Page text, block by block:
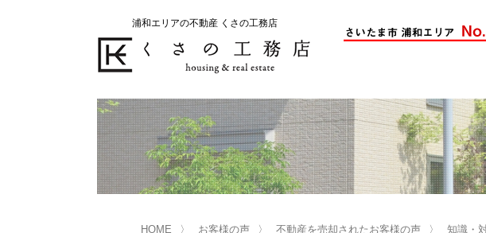
浦和エリアの不動産 くさの工務店
不動産の売却をお考えのお客様
くさの工務店が選ばれる理由 売却活動
不動産の購入をお考えのお客様
くさの工務店が選ばれる理由 購入されたお客様の声
HOME お客様の声 不動産を売却されたお客様の声 知識・